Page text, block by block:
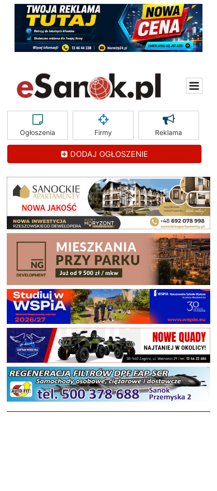
Ogłoszenia Firmy Reklama
DODAJ OGŁOSZENIE